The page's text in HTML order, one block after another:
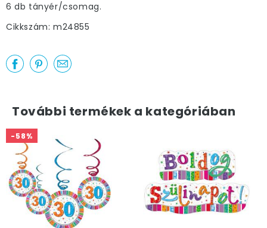
6 db tányér/csomag.
Cikkszám: m24855
További termékek a kategóriában
-58%